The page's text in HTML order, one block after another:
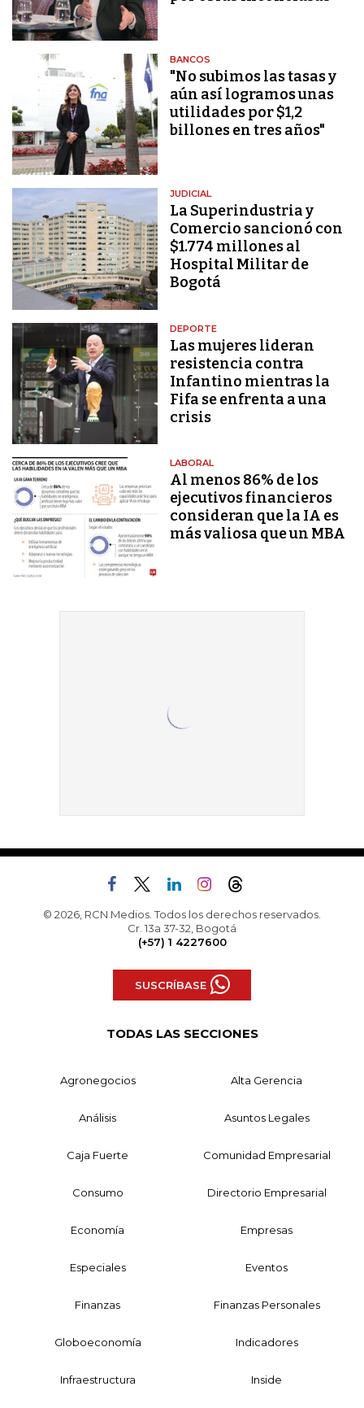
BANCOS
"No subimos las tasas y
aún así logramos unas
utilidades por $1,2
billones en tres años"
JUDICIAL
La Superindustria y
Comercio sancionó con
$1.774 millones al
Hospital Militar de
Bogotá
DEPORTE
Las mujeres lideran
resistencia contra
Infantino mientras la
Fifa se enfrenta a una
crisis
LABORAL
Al menos 86% de los
ejecutivos financieros
consideran que la IA es
más valiosa que un MBA
© 2026, RCN Medios. Todos los derechos reservados.
Cr. 13a 37-32, Bogotá
(+57) 1 4227600
SUSCRÍBASE
TODAS LAS SECCIONES
Agronegocios Alta Gerencia
Análisis Asuntos Legales
Caja Fuerte Comunidad Empresarial
Consumo Directorio Empresarial
Economía Empresas
Especiales Eventos
Finanzas Finanzas Personales
Globoeconomía Indicadores
Infraestructura Inside